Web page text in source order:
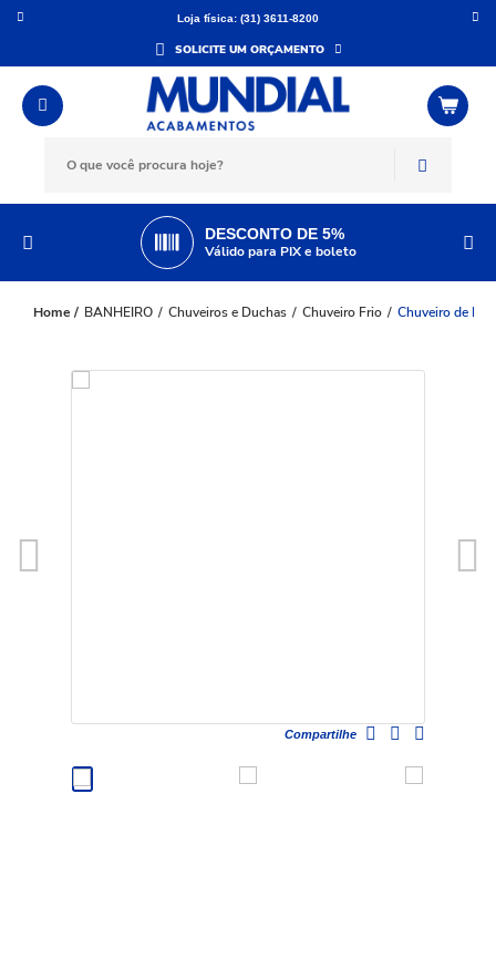
Loja física: (31) 3611-8200
SOLICITE UM ORÇAMENTO
DESCONTO DE 5%
Válido para PIX e boleto
BANHEIRO Chuveiros e Duchas Chuveiro Frio Chuveiro de
Compartilhe